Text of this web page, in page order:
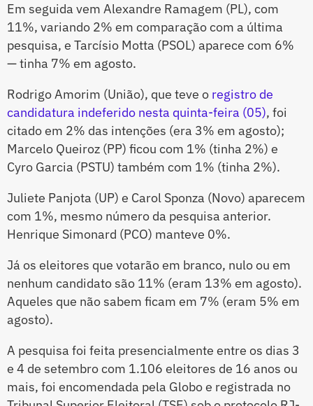
Em seguida vem Alexandre Ramagem (PL), com
11%, variando 2% em comparação com a última
pesquisa, e Tarcísio Motta (PSOL) aparece com 6%
— tinha 7% em agosto.
Rodrigo Amorim (União), que teve o registro de
candidatura indeferido nesta quinta-feira (05), foi
citado em 2% das intenções (era 3% em agosto);
Marcelo Queiroz (PP) ficou com 1% (tinha 2%) e
Cyro Garcia (PSTU) também com 1% (tinha 2%).
Juliete Panjota (UP) e Carol Sponza (Novo) aparecem
com 1%, mesmo número da pesquisa anterior.
Henrique Simonard (PCO) manteve 0%.
Já os eleitores que votarão em branco, nulo ou em
nenhum candidato são 11% (eram 13% em agosto).
Aqueles que não sabem ficam em 7% (eram 5% em
agosto).
A pesquisa foi feita presencialmente entre os dias 3
e 4 de setembro com 1.106 eleitores de 16 anos ou
mais, foi encomendada pela Globo e registrada no